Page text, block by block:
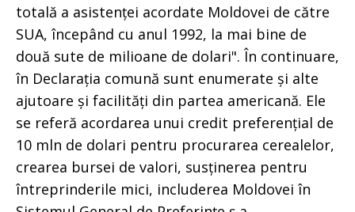
totală a asistenței acordate Moldovei de către
SUA, începând cu anul 1992, la mai bine de
două sute de milioane de dolari". În continuare,
în Declarația comună sunt enumerate și alte
ajutoare și facilități din partea americană. Ele
se referă acordarea unui credit preferențial de
10 mln de dolari pentru procurarea cerealelor,
crearea bursei de valori, susținerea pentru
întreprinderile mici, includerea Moldovei în